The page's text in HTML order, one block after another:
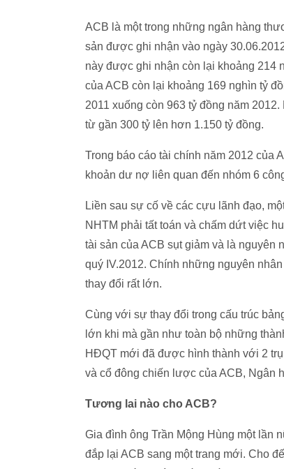
ACB là một trong những ngân hàng
sản được ghi nhận vào ngày
này được ghi nhận còn lại khoảng 214
của ACB còn lại khoảng 169 nghìn tỷ
2011 xuống còn 963 tỷ đồng năm
từ gần 300 tỷ lên hơn 1.150 tỷ đồng.
Trong báo cáo tài chính năm 2012 của
khoản dư nợ liên quan đến nhóm 6
Liền sau sự cố về các cựu lãnh đạo,
NHTM phải tất toán và chấm dứt việc
tài sản của ACB sụt giảm và là nguyên
quý IV.2012. Chính những nguyên
thay đổi rất lớn.
Cùng với sự thay đổi trong cấu trúc
lớn khi mà gần như toàn bộ những
HĐQT mới đã được hình thành với 2
và cổ đông chiến lược của ACB, Ngân
Tương lai nào cho ACB?
Gia đình ông Trần Mộng Hùng một lần
đắp lại ACB sang một trang mới. Cho